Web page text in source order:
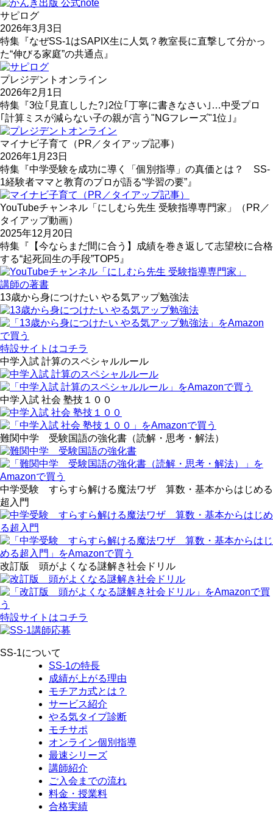
サピログ
2026年3月3日
特集『なぜSS-1はSAPIX生に人気？教室長に直撃して分かっ
た“伸びる家庭”の共通点』
プレジデントオンライン
2026年2月1日
特集『3位｢見直しした?｣2位｢丁寧に書きなさい｣…中受プロ
｢計算ミスが減らない子の親が言う"NGフレーズ"1位｣』
マイナビ子育て（PR／タイアップ記事）
2026年1月23日
特集『中学受験を成功に導く「個別指導」の真価とは？ SS-
1経験者ママと教育のプロが語る“学習の要”』
YouTubeチャンネル「にしむら先生 受験指導専門家」（PR／
タイアップ動画）
2025年12月20日
特集『【今ならまだ間に合う】成績を巻き返して志望校に合格
する“起死回生の手段”TOP5』
講師の著書
13歳から身につけたい やる気アップ勉強法
特設サイトはコチラ
中学入試 計算のスペシャルルール
中学入試 社会 塾技１００
難関中学 受験国語の強化書（読解・思考・解法）
中学受験 すらすら解ける魔法ワザ 算数・基本からはじめる
超入門
改訂版 頭がよくなる謎解き社会ドリル
特設サイトはコチラ
SS-1について
SS-1の特長
成績が上がる理由
モチアカ式とは？
サービス紹介
やる気タイプ診断
モチサポ
オンライン個別指導
最速シリーズ
講師紹介
ご入会までの流れ
料金・授業料
合格実績